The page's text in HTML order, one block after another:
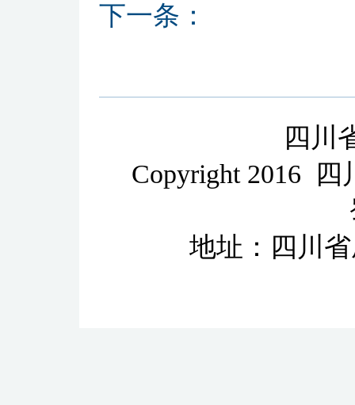
下一条：
四川
Copyright 2016 四
地址：四川省